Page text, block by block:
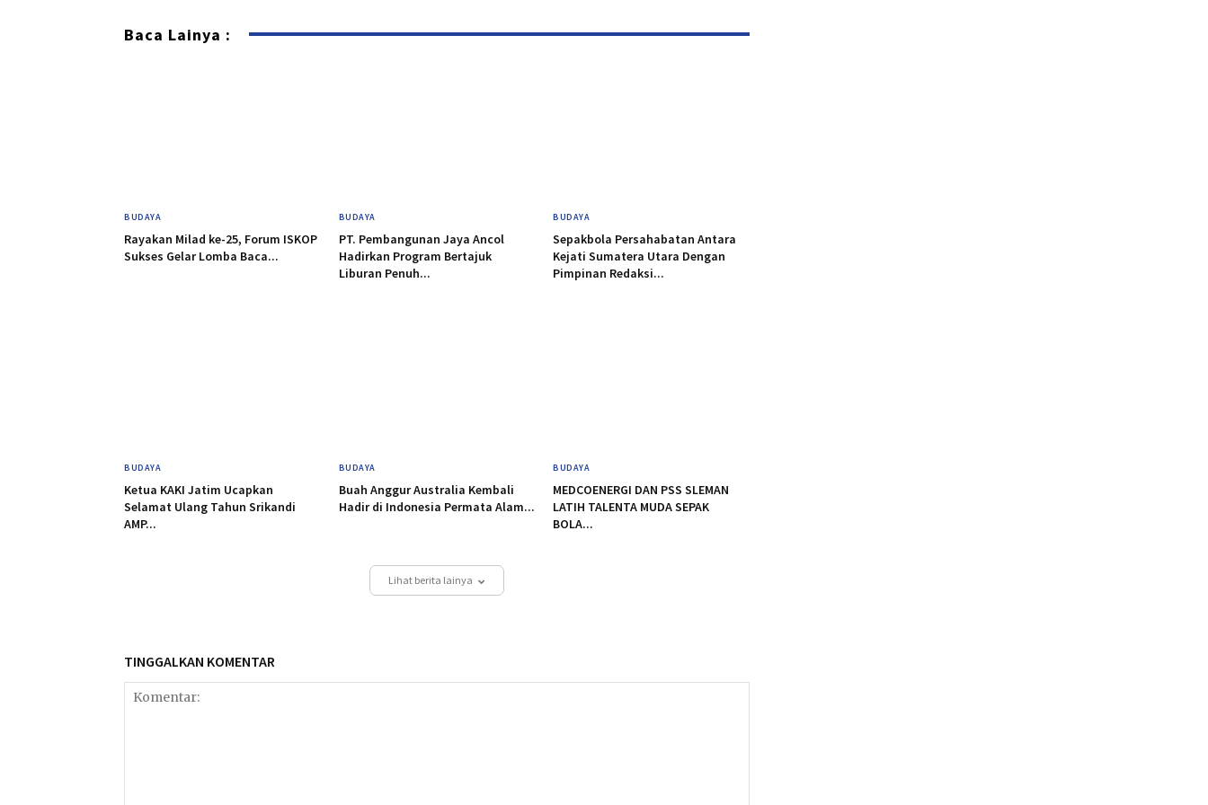
Baca Lainya :
BUDAYA
Rayakan Milad ke-25, Forum ISKOP
Sukses Gelar Lomba Baca...
BUDAYA
PT. Pembangunan Jaya Ancol
Hadirkan Program Bertajuk
Liburan Penuh...
BUDAYA
Sepakbola Persahabatan Antara
Kejati Sumatera Utara Dengan
Pimpinan Redaksi...
BUDAYA
Ketua KAKI Jatim Ucapkan
Selamat Ulang Tahun Srikandi
AMP...
BUDAYA
Buah Anggur Australia Kembali
Hadir di Indonesia Permata Alam...
BUDAYA
MEDCOENERGI DAN PSS SLEMAN
LATIH TALENTA MUDA SEPAK
BOLA...
Lihat berita lainya
TINGGALKAN KOMENTAR